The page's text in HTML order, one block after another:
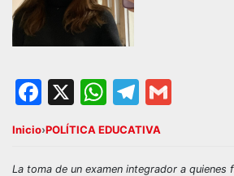
Facebook
X WhatsApp
Inicio›POLÍTICA EDUCATIVA
La toma de un examen integrador a